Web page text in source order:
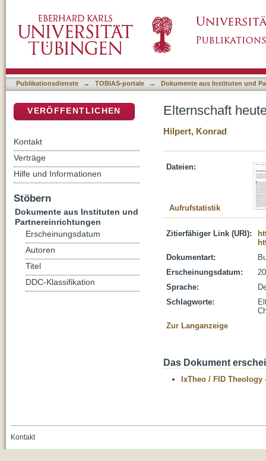
Publikationsdienste → TOBIAS-portale → Dokumente aus Instituten und
Elternschaft
Hilpert, Konrad
Dateien:
Aufrufstatistik
Zitierfähiger Link (URI):
Dokumentart:
Erscheinungsdatum:
Sprache:
Schlagworte:
Zur Langanzeige
Das Dokument
IxTheo / FID Theology
VERÖFFENTLICHEN
Kontakt
Verträge
Hilfe und Informationen
Stöbern
Dokumente aus Instituten und
Partnereinrichtungen
Erscheinungsdatum
Autoren
Titel
DDC-Klassifikation
Kontakt